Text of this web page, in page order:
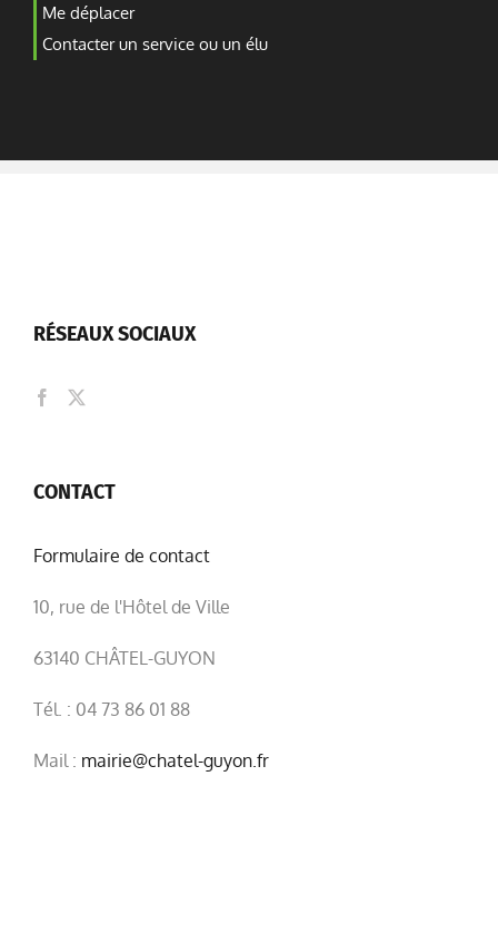
Me déplacer
Contacter un service ou un élu
RÉSEAUX SOCIAUX
CONTACT
Formulaire de contact
10, rue de l'Hôtel de Ville
63140 CHÂTEL-GUYON
Tél. : 04 73 86 01 88
Mail : mairie@chatel-guyon.fr